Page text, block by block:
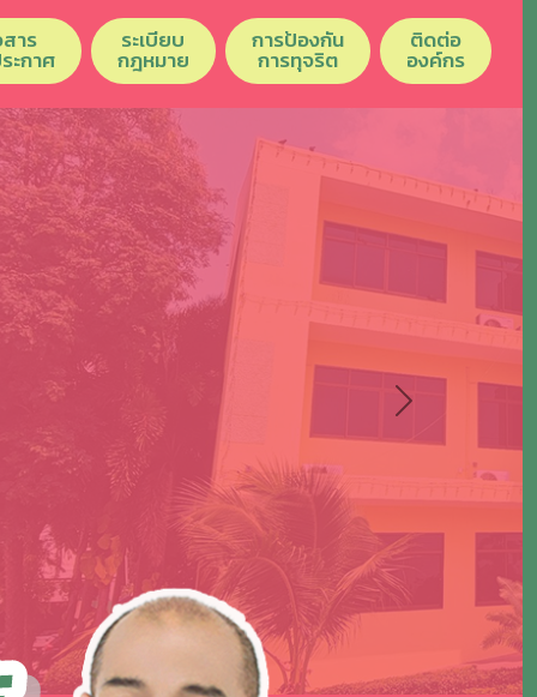
าร
ะกาศ
ระเบียบ
กฎหมาย
การป้องกัน
การทุจริต
ติดต่อ
องค์กร
Next